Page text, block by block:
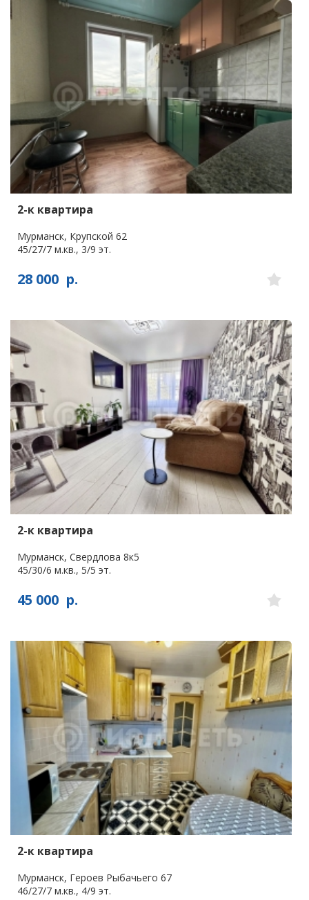
2-к квартира
Мурманск, Крупской 62
45/27/7 м.кв., 3/9 эт.
28 000 р.
2-к квартира
Мурманск, Свердлова 8к5
45/30/6 м.кв., 5/5 эт.
45 000 р.
2-к квартира
Мурманск, Героев Рыбачьего 67
46/27/7 м.кв., 4/9 эт.